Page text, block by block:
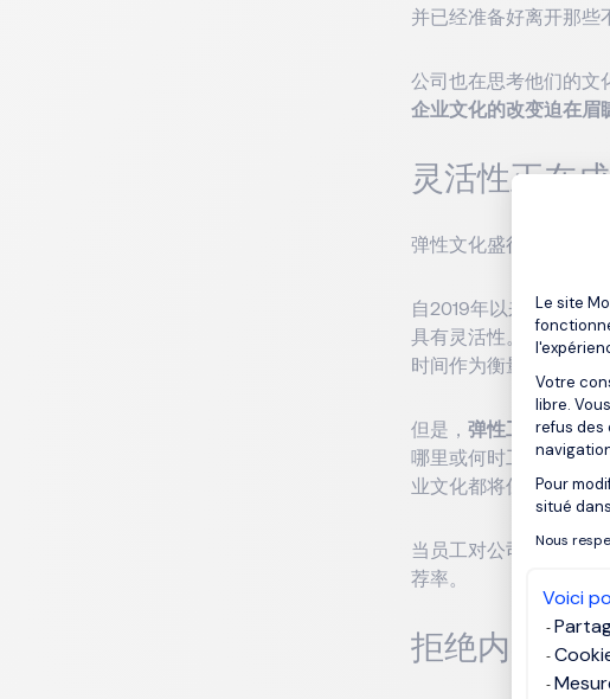
Le site
Votre
libre.
refus des
Pour
situé
Nous
Voici
并已经准备好离开那些
公司也在思考他们的文
企业文化的改变迫在眉
灵活性正在
弹性文化盛行，旧的工
自2019年以来，提到
具有灵活性。这种愿望
时间作为衡量业绩的标
但是， 弹性工作对公司
哪里或何时工作、无论
业文化都将保证业务的
当员工对公司提供的灵
荐率。
拒绝内卷，